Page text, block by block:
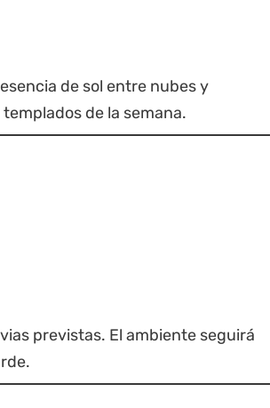
de sol entre nubes y
de la semana.
previstas. El ambiente seguirá